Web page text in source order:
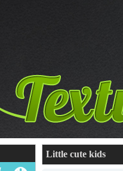
Little cute kids